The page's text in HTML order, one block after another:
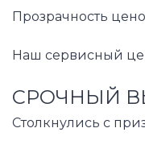
Прозрачность
Наш сервисный
СРОЧНЫЙ
Столкнулись с